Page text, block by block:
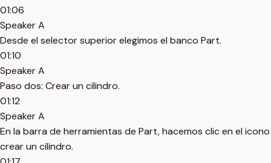
01:06
Speaker A
Desde el selector superior elegimos el banco Part.
01:10
Speaker A
Paso dos: Crear un cilindro.
01:12
Speaker A
En la barra de herramientas de Part, hacemos clic en el icono
crear un cilindro.